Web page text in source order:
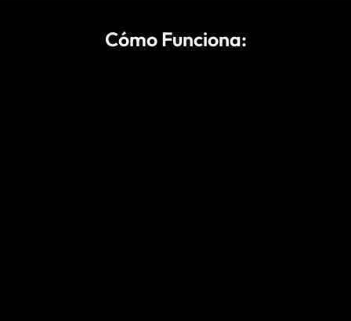
Cómo Funciona: